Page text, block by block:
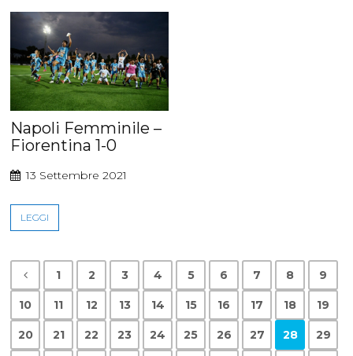
Napoli Femminile –
Fiorentina 1-0
13 Settembre 2021
LEGGI
1 2 3 4 5 6 7 8 9
10 11 12 13 14 15 16 17 18 19
20 21 22 23 24 25 26 27 28 29